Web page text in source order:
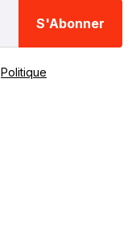
S'Abonner
Politique